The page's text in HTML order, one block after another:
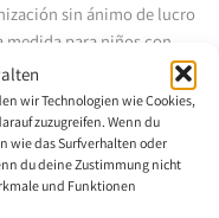
wir Technologien wie Cookies,
zuzugreifen. Wenn du
wie das Surfverhalten oder
du deine Zustimmung nicht
und Funktionen
sin ánimo de lucro
medida para niños con
del sur de África.
artista